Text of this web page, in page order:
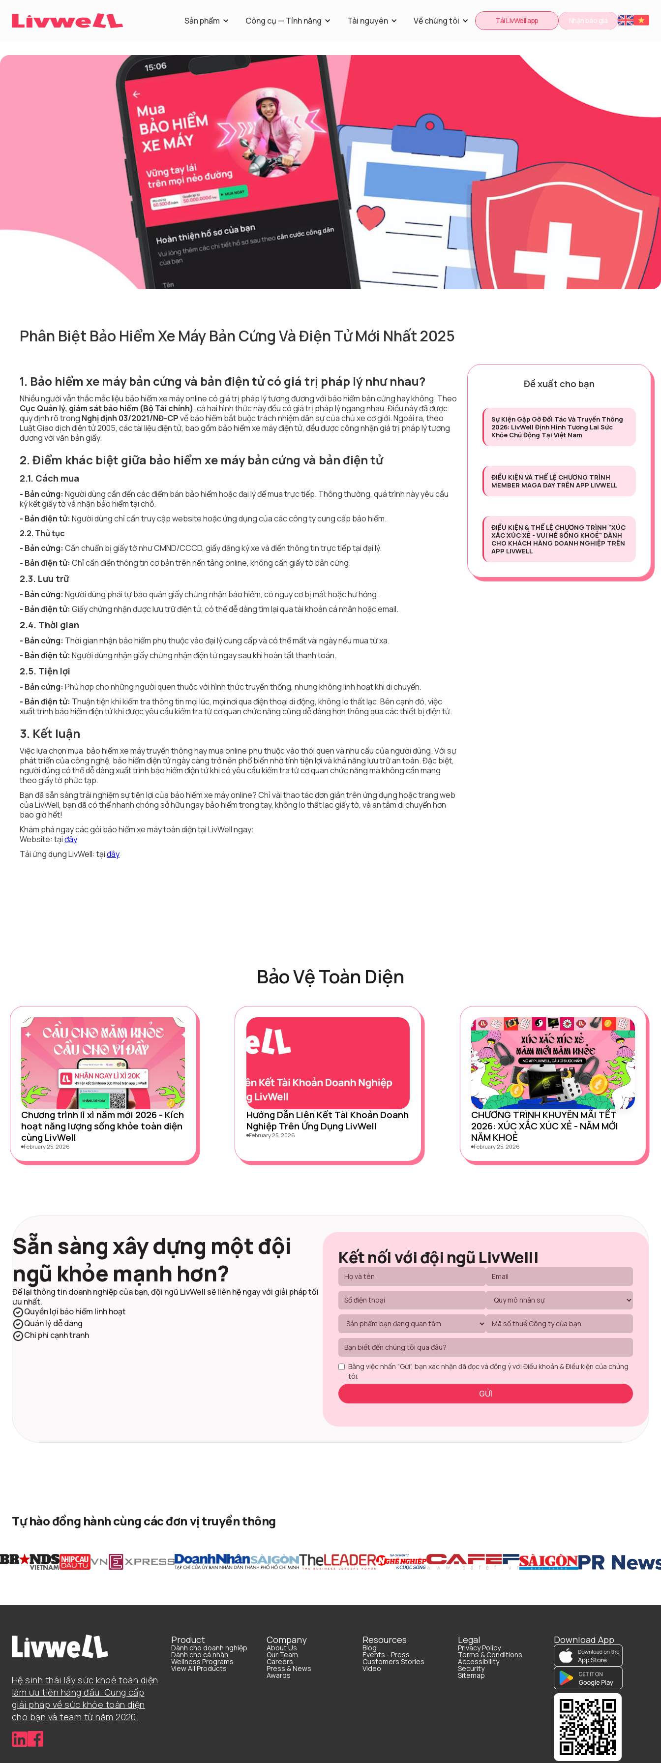
Sản phẩm Công cụ — Tính năng Tài nguyên Về chúng tôi Tải LivWell app Nhận báo giá
Phân Biệt Bảo Hiểm Xe Máy Bản Cứng Và Điện Tử Mới Nhất 2025
1. Bảo hiểm xe máy bản cứng và bản điện tử có giá trị pháp lý như nhau?
Nhiều người vẫn thắc mắc liệu bảo hiểm xe máy online có giá trị pháp lý tương đương với bảo hiểm bản cứng hay không. Theo
Cục Quản lý, giám sát bảo hiểm (Bộ Tài chính), cả hai hình thức này đều có giá trị pháp lý ngang nhau. Điều này đã được
quy định rõ trong Nghị định 03/2021/NĐ-CPvề bảo hiểm bắt buộc trách nhiệm dân sự của chủ xe cơ giới. Ngoài ra, theo
Luật Giao dịch điện tử 2005, các tài liệu điện tử, bao gồm bảo hiểm xe máy điện tử, đều được công nhận giá trị pháp lý tương
đương với văn bản giấy.
2. Điểm khác biệt giữa bảo hiểm xe máy bản cứng và bản điện tử
2.1. Cách mua
- Bản cứng: Người dùng cần đến các điểm bán bảo hiểm hoặc đại lý để mua trực tiếp. Thông thường, quá trình này yêu cầu
ký kết giấy tờ và nhận bảo hiểm tại chỗ.
- Bản điện tử: Người dùng chỉ cần truy cập website hoặc ứng dụng của các công ty cung cấp bảo hiểm.
2.2. Thủ tục
- Bản cứng: Cần chuẩn bị giấy tờ như CMND/CCCD, giấy đăng ký xe và điền thông tin trực tiếp tại đại lý.
- Bản điện tử: Chỉ cần điền thông tin cơ bản trên nền tảng online, không cần giấy tờ bản cứng.
2.3. Lưu trữ
- Bản cứng: Người dùng phải tự bảo quản giấy chứng nhận bảo hiểm, có nguy cơ bị mất hoặc hư hỏng.
- Bản điện tử: Giấy chứng nhận được lưu trữ điện tử, có thể dễ dàng tìm lại qua tài khoản cá nhân hoặc email.
2.4. Thời gian
- Bản cứng: Thời gian nhận bảo hiểm phụ thuộc vào đại lý cung cấp và có thể mất vài ngày nếu mua từ xa.
- Bản điện tử: Người dùng nhận giấy chứng nhận điện tử ngay sau khi hoàn tất thanh toán.
2.5. Tiện lợi
- Bản cứng: Phù hợp cho những người quen thuộc với hình thức truyền thống, nhưng không linh hoạt khi di chuyển.
- Bản điện tử: Thuận tiện khi kiểm tra thông tin mọi lúc, mọi nơi qua điện thoại di động, không lo thất lạc. Bên cạnh đó, việc
xuất trình bảo hiểm điện tử khi được yêu cầu kiểm tra từ cơ quan chức năng cũng dễ dàng hơn thông qua các thiết bị điện tử.
3. Kết luận
Việc lựa chọn mua bảo hiểm xe máy truyền thông hay mua online phụ thuộc vào thói quen và nhu cầu của người dùng. Với sự
phát triển của công nghệ, bảo hiểm điện tử ngày càng trở nên phổ biến nhờ tính tiện lợi và khả năng lưu trữ an toàn. Đặc biệt,
người dùng có thể dễ dàng xuất trình bảo hiểm điện tử khi có yêu cầu kiểm tra từ cơ quan chức năng mà không cần mang
theo giấy tờ phức tạp.
Bạn đã sẵn sàng trải nghiệm sự tiện lợi của bảo hiểm xe máy online? Chỉ vài thao tác đơn giản trên ứng dụng hoặc trang web
của LivWell, bạn đã có thể nhanh chóng sở hữu ngay bảo hiểm trong tay, không lo thất lạc giấy tờ, và an tâm di chuyển hơn
bao giờ hết!
Khám phá ngay các gói bảo hiểm xe máy toàn diện tại LivWell ngay:
Website: tạiđây
Tải ứng dụng LivWell: tạiđây
Đề xuất cho bạn
Sự Kiện Gặp Gỡ Đối Tác Và Truyền Thông
2026: LivWell Định Hình Tương Lai Sức
Khỏe Chủ Động Tại Việt Nam
ĐIỀU KIỆN VÀ THỂ LỆ CHƯƠNG TRÌNH
MEMBER MAGA DAY TRÊN APP LIVWELL
ĐIỀU KIỆN & THỂ LỆ CHƯƠNG TRÌNH "XÚC
XẮC XÚC XẺ - VUI HÈ SỐNG KHOẺ" DÀNH
CHO KHÁCH HÀNG DOANH NGHIỆP TRÊN
APP LIVWELL
Bảo Vệ Toàn Diện
Chương trình lì xì năm mới 2026 - Kích
hoạt năng lượng sống khỏe toàn diện
cùng LivWell
February 25, 2026
Hướng Dẫn Liên Kết Tài Khoản Doanh
Nghiệp Trên Ứng Dụng LivWell
February 25, 2026
CHƯƠNG TRÌNH KHUYÊN MÃI TẾT
2026: XÚC XẮC XÚC XẺ - NĂM MỚI
NĂM KHOẺ
February 25, 2026
Sẵn sàng xây dựng một đội
ngũ khỏe mạnh hơn?
Để lại thông tin doanh nghiệp của bạn, đội ngũ LivWell sẽ liên hệ ngay với giải pháp tối
ưu nhất.
Quyền lợi bảo hiểm linh hoạt
Quản lý dễ dàng
Chi phí cạnh tranh
Kết nối với đội ngũ LivWell!
Bằng việc nhấn "Gửi", bạn xác nhận đã đọc và đồng ý với Điều khoản & Điều kiện của chúng
tôi.
Tự hào đồng hành cùng các đơn vị truyền thông
Hệ sinh thái lấy sức khoẻ toàn diện
làm ưu tiên hàng đầu. Cung cấp
giải pháp về sức khỏe toàn diện
cho bạn và team từ năm 2020.
Product
Dành cho doanh nghiệp
Dành cho cá nhân
Wellness Programs
View All Products
Company
About Us
Our Team
Careers
Press & News
Awards
Resources
Blog
Events - Press
Customers Stories
Video
Legal
Privacy Policy
Terms & Conditions
Accessibility
Security
Sitemap
Download App